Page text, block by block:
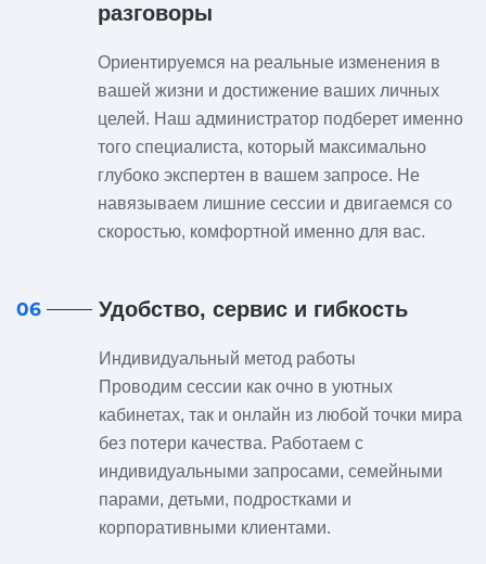
разговоры
Ориентируемся на реальные изменения в
вашей жизни и достижение ваших личных
целей. Наш администратор подберет именно
того специалиста, который максимально
глубоко экспертен в вашем запросе. Не
навязываем лишние сессии и двигаемся со
скоростью, комфортной именно для вас.
06 Удобство, сервис и гибкость
Индивидуальный метод работы
Проводим сессии как очно в уютных
кабинетах, так и онлайн из любой точки мира
без потери качества. Работаем с
индивидуальными запросами, семейными
парами, детьми, подростками и
корпоративными клиентами.